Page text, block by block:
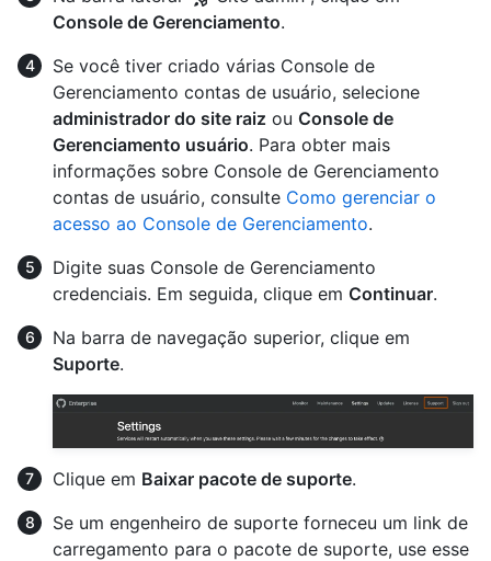
Console de Gerenciamento.
Se você tiver criado várias Console de
Gerenciamento contas de usuário, selecione
administrador do site raiz ou Console de
Gerenciamento usuário. Para obter mais
informações sobre Console de Gerenciamento
contas de usuário, consulte Como gerenciar o
acesso ao Console de Gerenciamento.
Digite suas Console de Gerenciamento
credenciais. Em seguida, clique em Continuar.
Na barra de navegação superior, clique em
Suporte.
Clique em Baixar pacote de suporte.
Se um engenheiro de suporte forneceu um link de
carregamento para o pacote de suporte, use esse